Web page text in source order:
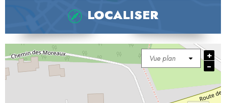
LOCALISER
+
−